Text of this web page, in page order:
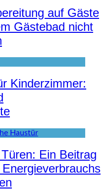
auf Gäste
Gästebad nicht
Kinderzimmer:
Ein Beitrag